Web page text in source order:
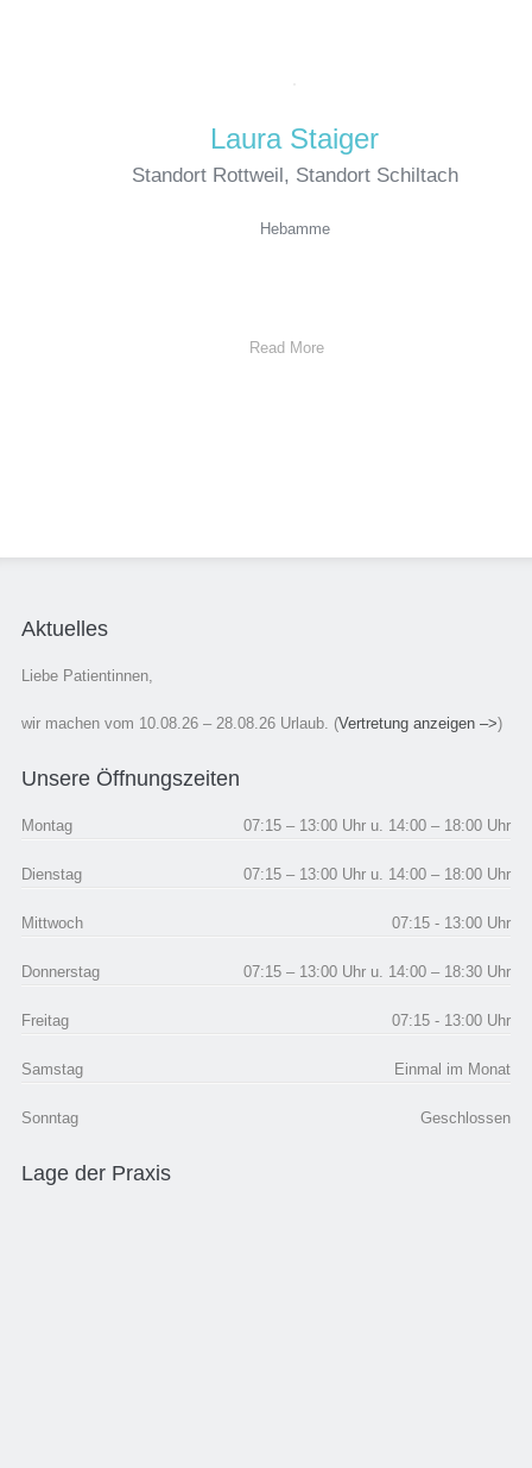
Laura Staiger
Standort Rottweil, Standort Schiltach
Hebamme
Read More
Aktuelles
Liebe Patientinnen,
wir machen vom 10.08.26 – 28.08.26 Urlaub. (Vertretung anzeigen –>)
Unsere Öffnungszeiten
Montag 07:15 – 13:00 Uhr u. 14:00 – 18:00 Uhr
Dienstag 07:15 – 13:00 Uhr u. 14:00 – 18:00 Uhr
Mittwoch 07:15 - 13:00 Uhr
Donnerstag 07:15 – 13:00 Uhr u. 14:00 – 18:30 Uhr
Freitag 07:15 - 13:00 Uhr
Samstag Einmal im Monat
Sonntag Geschlossen
Lage der Praxis